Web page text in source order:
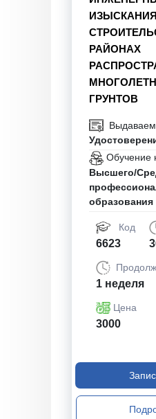
РАЙОНАХ
ГРУНТОВ
Обучение
Высшего/
образования
Код
6623
1 неделя
Цена
3000